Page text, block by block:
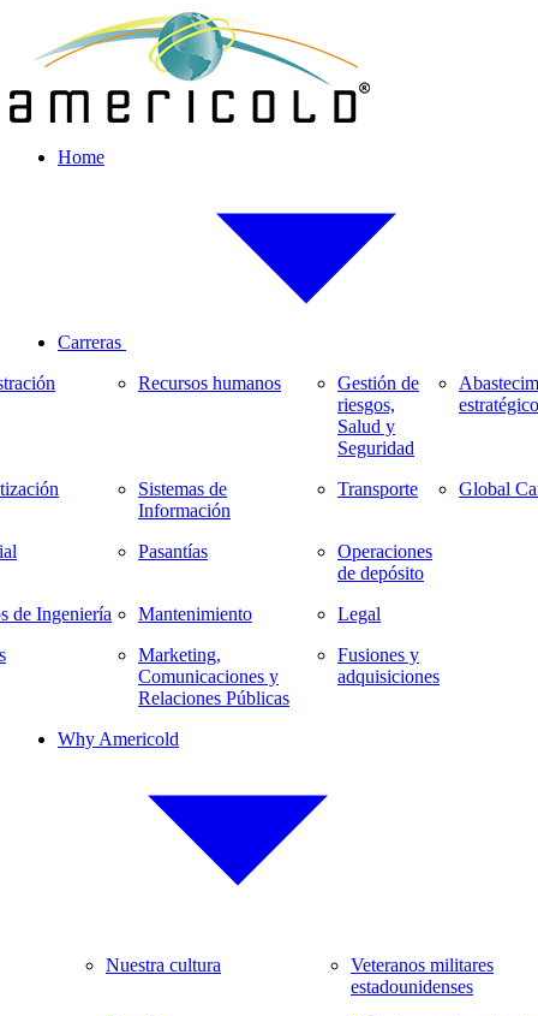
Home
Carreras
de Ingeniería
Recursos humanos
Sistemas de
Información
Pasantías
Mantenimiento
Marketing,
Comunicaciones y
Relaciones Públicas
Gestión de
riesgos,
Salud y
Seguridad
Transporte
Operaciones
de depósito
Legal
Fusiones y
adquisiciones
estratégico
Global
Why Americold
Nuestra cultura
Veteranos militares
estadounidenses